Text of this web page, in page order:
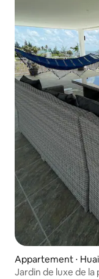
Appartement ⋅
Jardin de luxe de la